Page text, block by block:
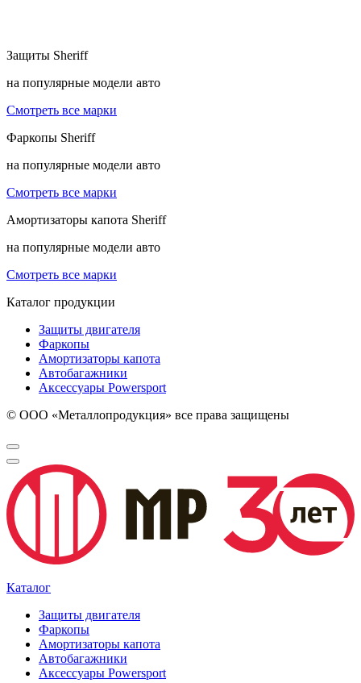
Защиты Sheriff
на популярные модели авто
Смотреть все марки
Фаркопы Sheriff
на популярные модели авто
Смотреть все марки
Амортизаторы капота Sheriff
на популярные модели авто
Смотреть все марки
Каталог продукции
Защиты двигателя
Фаркопы
Амортизаторы капота
Автобагажники
Аксессуары Powersport
© ООО «Металлопродукция» все права защищены
Каталог
Защиты двигателя
Фаркопы
Амортизаторы капота
Автобагажники
Аксессуары Powersport